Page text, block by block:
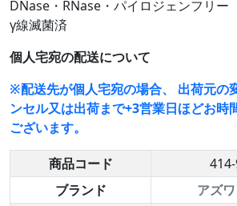
DNase・RNase・パイロジェンフリー
γ線滅菌済
個人宅宛の配送について
※配送先が個人宅宛の場合、 出荷元の
ンセル又は出荷まで+3営業日ほどお時
ございます。
商品コード
ブランド
アズ